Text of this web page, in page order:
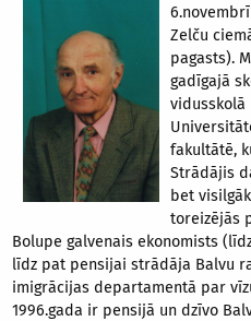
Zelču
pagasts).
gadīgajā
vidusskolā
fakultātē,
Strādājis
bet
toreizējās
Bolupe galvenais ekonomists
līdz pat pensijai strādāja Balvu
imigrācijas departamentā par
1996.gada ir pensijā un dzīvo